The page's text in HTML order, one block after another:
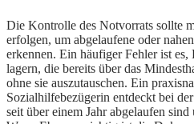
Die Kontrolle des Notvorrats sollte
erfolgen, um abgelaufene oder
erkennen. Ein häufiger Fehler ist
lagern, die bereits über das
ohne sie auszutauschen. Ein
Sozialhilfebezügerin entdeckt bei
seit über einem Jahr abgelaufen